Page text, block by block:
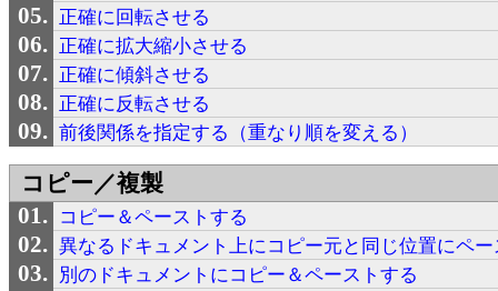
正確に回転させる
正確に拡大縮小させる
正確に傾斜させる
正確に反転させる
前後関係を指定する（重なり順を変える）
コピー／複製
コピー＆ペーストする
異なるドキュメント上にコピー元と同じ位置にペ
別のドキュメントにコピー＆ペーストする